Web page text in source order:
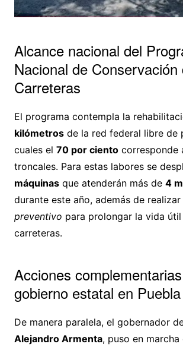
Alcance nacional del
Nacional de Conservación
Carreteras
El programa contempla la
kilómetrosde la red federal libre de
cuales el 70 por cientocorresponde
troncales. Para estas labores se
máquinasque atenderán más de 4
durante este año, además de realizar
preventivo para prolongar la vida
carreteras.
Acciones
gobierno estatal en Puebla
De manera paralela, el gobernador
Alejandro Armenta, puso en